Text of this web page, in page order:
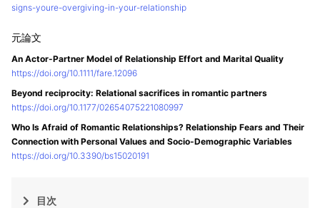
signs-youre-overgiving-in-your-relationship
An Actor-Partner Model of Relationship Effort and Marital Quality
https://doi.org/10.1111/fare.12096
Beyond reciprocity: Relational sacrifices in romantic partners
https://doi.org/10.1177/02654075221080997
Who Is Afraid of Romantic Relationships? Relationship Fears and Their
Connection with Personal Values and Socio-Demographic Variables
https://doi.org/10.3390/bs15020191
目次